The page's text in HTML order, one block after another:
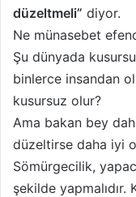
düzeltmeli” diyor.
Ne münasebet
Şu dünyada
binlerce insandan
kusursuz olur?
Ama bakan bey
düzeltirse daha iyi
Sömürgecilik,
şekilde yapmalıdır.